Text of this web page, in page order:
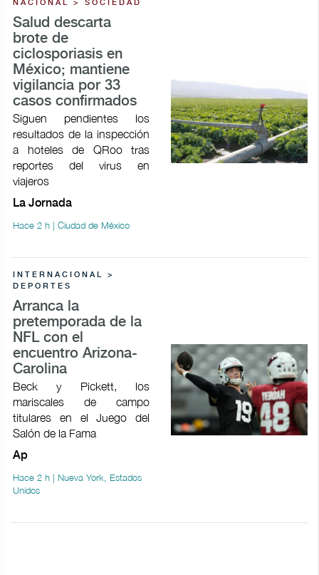
NACIONAL > SOCIEDAD
Salud descarta
brote de
ciclosporiasis en
México; mantiene
vigilancia por 33
casos confirmados
Siguen pendientes los
resultados de la inspección
a hoteles de QRoo tras
reportes del virus en
viajeros
La Jornada
Hace 2 h | Ciudad de México
INTERNACIONAL >
DEPORTES
Arranca la
pretemporada de la
NFL con el
encuentro Arizona-
Carolina
Beck y Pickett, los
mariscales de campo
titulares en el Juego del
Salón de la Fama
Ap
Hace 2 h | Nueva York, Estados
Unidos